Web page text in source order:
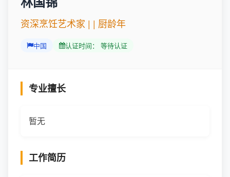
资深烹饪艺术家 | | 厨龄年
中国 认证时间： 等待认证
专业擅长
暂无
工作简历